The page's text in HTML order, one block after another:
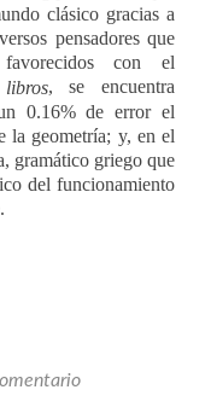
clásico gracias a
pensadores que
con el
libros, se encuentra
0.16% de error el
la geometría; y, en el
gramático griego que
del funcionamiento